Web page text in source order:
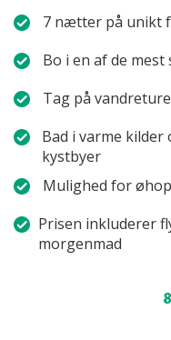
7 nætter på unikt
Bo i en af de
Tag på
Bad i varme kilder
kystbyer
Mulighed for
Prisen inkluderer
morgenmad